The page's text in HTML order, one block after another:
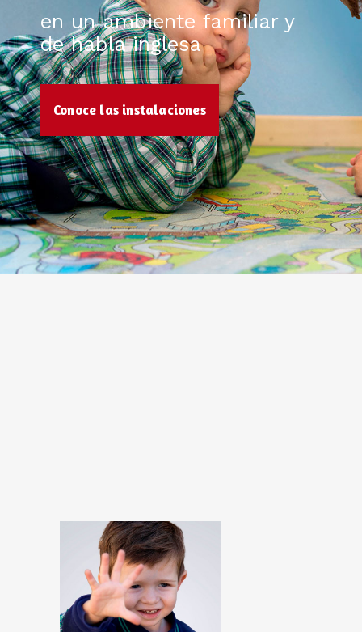
en un ambiente familiar y
de habla inglesa
Conoce las instalaciones